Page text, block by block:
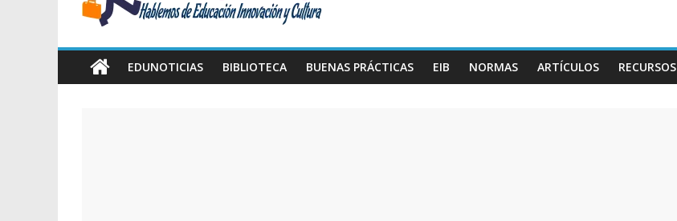
Educación,
EDUNOTICIAS BIBLIOTECA BUENAS PRÁCTICAS EIB NORMAS ARTÍCULOS RECURSOS